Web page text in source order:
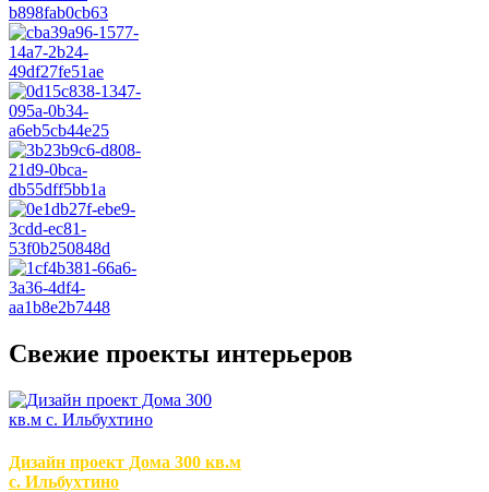
Свежие проекты интерьеров
Дизайн проект Дома 300 кв.м
с. Ильбухтино